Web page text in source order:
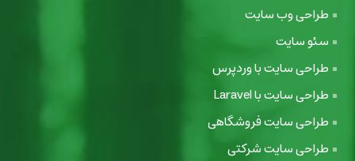
طراحی وب سایت
سئو سایت
طراحی سایت با وردپرس
طراحی سایت با Laravel
طراحی سایت فروشگاهی
طراحی سایت شرکتی